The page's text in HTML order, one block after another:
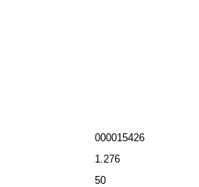
000015426
1.276
50